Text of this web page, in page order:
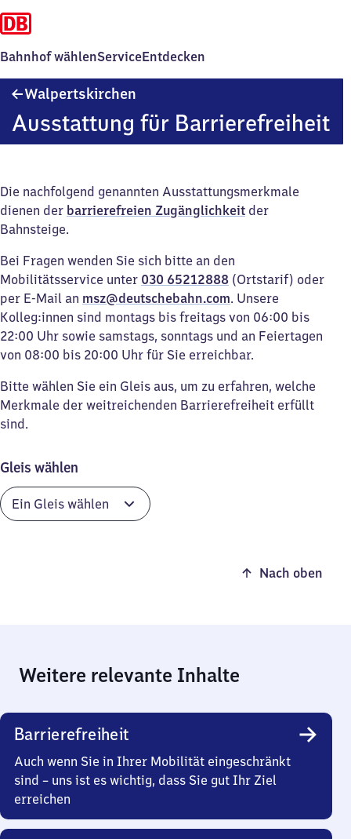
Bahnhof wählenServiceEntdecken
Walpertskirchen
Ausstattung für Barrierefreiheit
Die nachfolgend genannten Ausstattungsmerkmale
dienen der barrierefreien Zugänglichkeit der
Bahnsteige.
Bei Fragen wenden Sie sich bitte an den
Mobilitätsservice unter 030 65212888 (Ortstarif) oder
per E-Mail an msz@deutschebahn.com. Unsere
Kolleg:innen sind montags bis freitags von 06:00 bis
22:00 Uhr sowie samstags, sonntags und an Feiertagen
von 08:00 bis 20:00 Uhr für Sie erreichbar.
Bitte wählen Sie ein Gleis aus, um zu erfahren, welche
Merkmale der weitreichenden Barrierefreiheit erfüllt
sind.
Gleis wählen
Nach oben
Weitere relevante Inhalte
Barrierefreiheit
Auch wenn Sie in Ihrer Mobilität eingeschränkt
sind – uns ist es wichtig, dass Sie gut Ihr Ziel
erreichen